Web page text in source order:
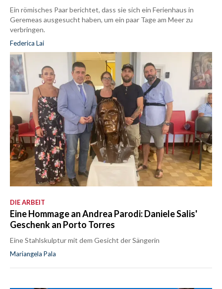
Ein römisches Paar berichtet, dass sie sich ein Ferienhaus in
Geremeas ausgesucht haben, um ein paar Tage am Meer zu
verbringen.
Federica Lai
DIE ARBEIT
Eine Hommage an Andrea Parodi: Daniele Salis'
Geschenk an Porto Torres
Eine Stahlskulptur mit dem Gesicht der Sängerin
Mariangela Pala